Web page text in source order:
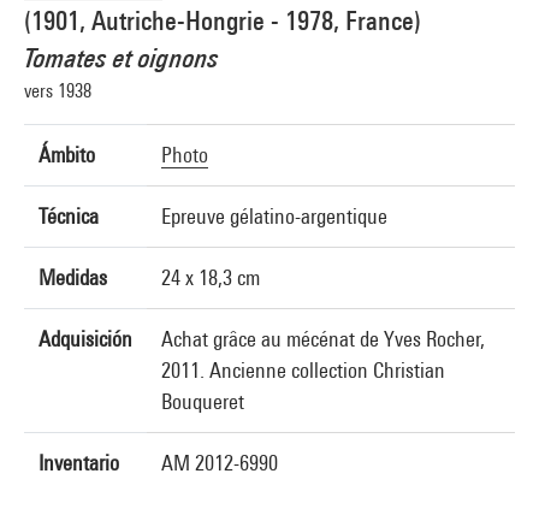
(1901, Autriche-Hongrie - 1978, France)
Tomates et oignons
vers 1938
Ámbito Photo
Técnica Epreuve gélatino-argentique
Medidas 24 x 18,3 cm
Adquisición
Achat grâce au mécénat de Yves Rocher,
2011. Ancienne collection Christian
Bouqueret
Inventario AM 2012-6990
Referencia de la imagen : 4N80536
Difusión de la imagen :GrandPalaisRmnPhoto